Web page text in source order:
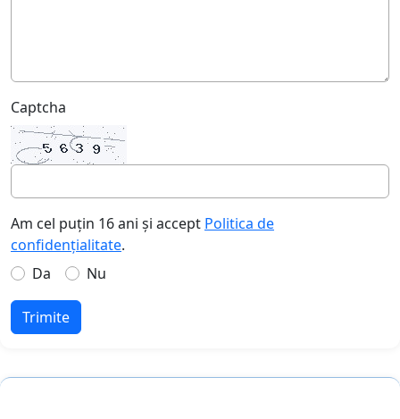
Captcha
Am cel puțin 16 ani și accept Politica de
confidențialitate.
Da
Nu
Trimite